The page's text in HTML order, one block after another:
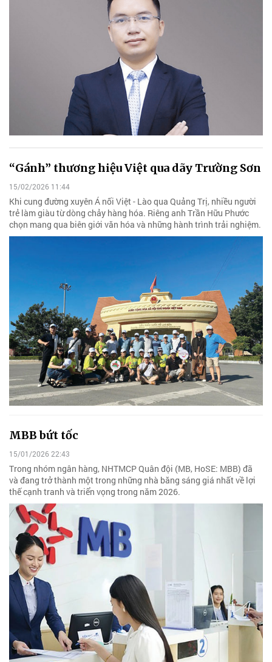
“Gánh” thương hiệu Việt qua dãy Trường Sơn
15/02/2026 11:44
Khi cung đường xuyên Á nối Việt - Lào qua Quảng Trị, nhiều người
trẻ làm giàu từ dòng chảy hàng hóa. Riêng anh Trần Hữu Phước
chọn mang qua biên giới văn hóa và những hành trình trải nghiệm.
MBB bứt tốc
15/01/2026 22:43
Trong nhóm ngân hàng, NHTMCP Quân đội (MB, HoSE: MBB) đã
và đang trở thành một trong những nhà băng sáng giá nhất về lợi
thế cạnh tranh và triển vọng trong năm 2026.